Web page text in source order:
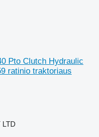
Pto Clutch Hydraulic
ratinio traktoriaus